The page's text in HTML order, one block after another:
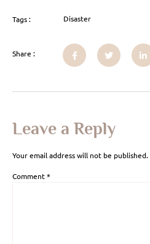
Tags : Disaster
Share :
Leave a Reply
Your email address will not be published.
Comment*